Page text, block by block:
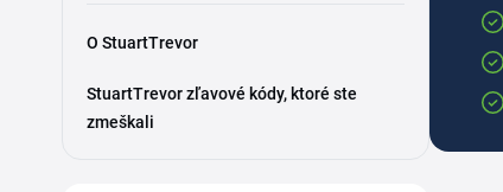
O StuartTrevor
StuartTrevor zľavové kódy, ktoré ste
zmeškali